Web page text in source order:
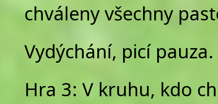
chváleny všechny
Vydýchání, picí pauza.
Hra 3: V kruhu, kdo